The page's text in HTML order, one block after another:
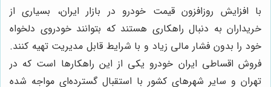
با افزایش روزافزون قیمت خودرو در بازار ایران، بسیاری از
خریداران به دنبال راهکاری هستند که بتوانند خودروی دلخواه
خود را بدون فشار مالی زیاد و با شرایط قابل مدیریت تهیه کنند.
فروش اقساطی ایران خودرو یکی از این راهکارها است که در
تهران و سایر شهرهای کشور با استقبال گسترده‌ای مواجه شده